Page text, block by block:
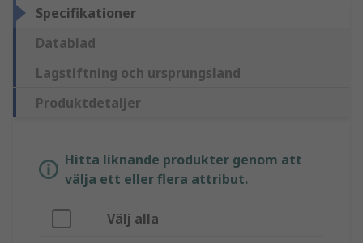
Specifikationer
Datablad
Lagstiftning och ursprungsland
Produktdetaljer
Hitta liknande produkter genom att
välja ett eller flera attribut.
Välj alla